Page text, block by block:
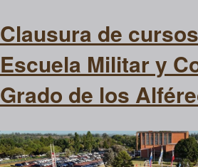
Clausura de
Escuela Militar y
Grado de los